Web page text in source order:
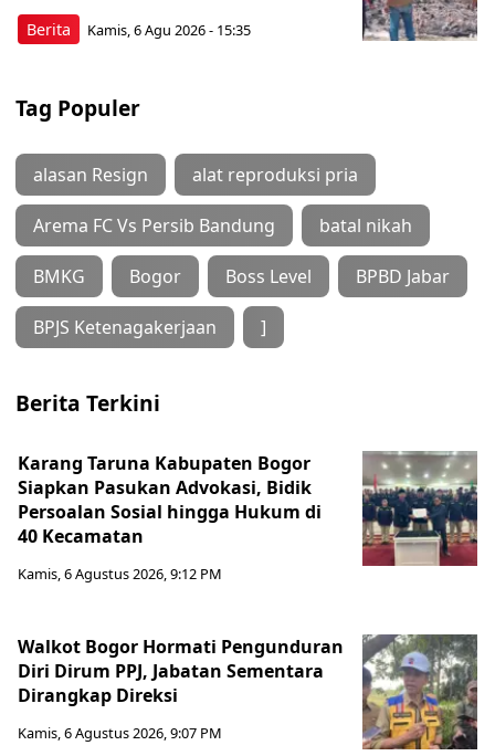
Berita Kamis, 6 Agu 2026 - 15:35
Tag Populer
alasan Resign alat reproduksi pria
Arema FC Vs Persib Bandung batal nikah
BMKG Bogor Boss Level BPBD Jabar
BPJS Ketenagakerjaan ]
Berita Terkini
Karang Taruna Kabupaten Bogor
Siapkan Pasukan Advokasi, Bidik
Persoalan Sosial hingga Hukum di
40 Kecamatan
Kamis, 6 Agustus 2026, 9:12 PM
Walkot Bogor Hormati Pengunduran
Diri Dirum PPJ, Jabatan Sementara
Dirangkap Direksi
Kamis, 6 Agustus 2026, 9:07 PM